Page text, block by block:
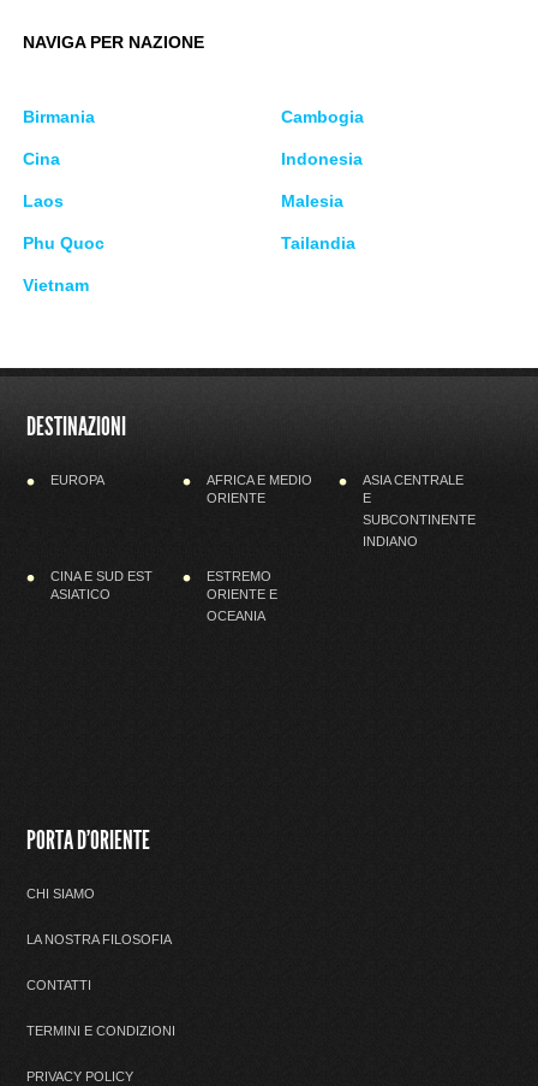
NAVIGA PER NAZIONE
Birmania Cambogia
Cina Indonesia
Laos Malesia
Phu Quoc Tailandia
Vietnam
DESTINAZIONI
EUROPA AFRICA E MEDIO
ORIENTE
ASIA CENTRALE
E
SUBCONTINENTE
INDIANO
CINA E SUD EST
ASIATICO
ESTREMO
ORIENTE E
OCEANIA
PORTA D'ORIENTE
CHI SIAMO
LA NOSTRA FILOSOFIA
CONTATTI
TERMINI E CONDIZIONI
PRIVACY POLICY